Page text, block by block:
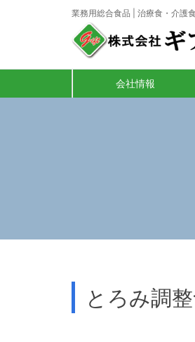
業務用総合食品 | 治療食・介護
会社情報
とろみ調